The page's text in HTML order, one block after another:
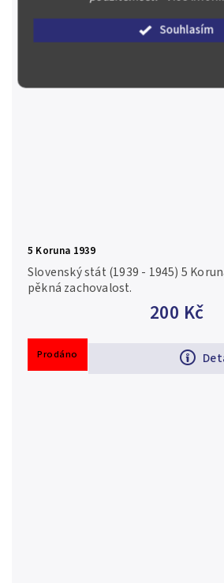
Souhlasím
5 Koruna 1939
200 Kč
Slovenský stát (1939 - 1945) 5
pěkná zachovalost.
Prodáno